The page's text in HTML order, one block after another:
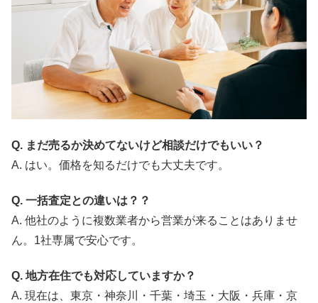
Q. まだ売るか決めてないけど相談だけでもいい？
A. はい。価格を知るだけでも大丈夫です。
Q. 一括査定との違いは？？
A. 他社のように複数業者から営業が来ることはありませ
ん。1社専属で安心です。
Q. 地方在住でも対応していますか？
A. 現在は、東京・神奈川・千葉・埼玉・大阪・兵庫・京